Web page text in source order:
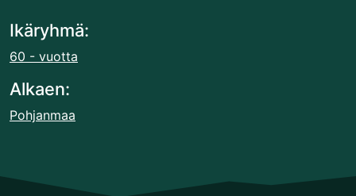
Ikäryhmä:
60 - vuotta
Alkaen:
Pohjanmaa